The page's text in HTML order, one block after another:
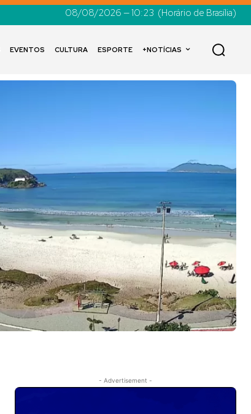
08/08/2026 — 10:23 (Horário de Brasília)
EVENTOS CULTURA ESPORTE +NOTÍCIAS
- Advertisement -